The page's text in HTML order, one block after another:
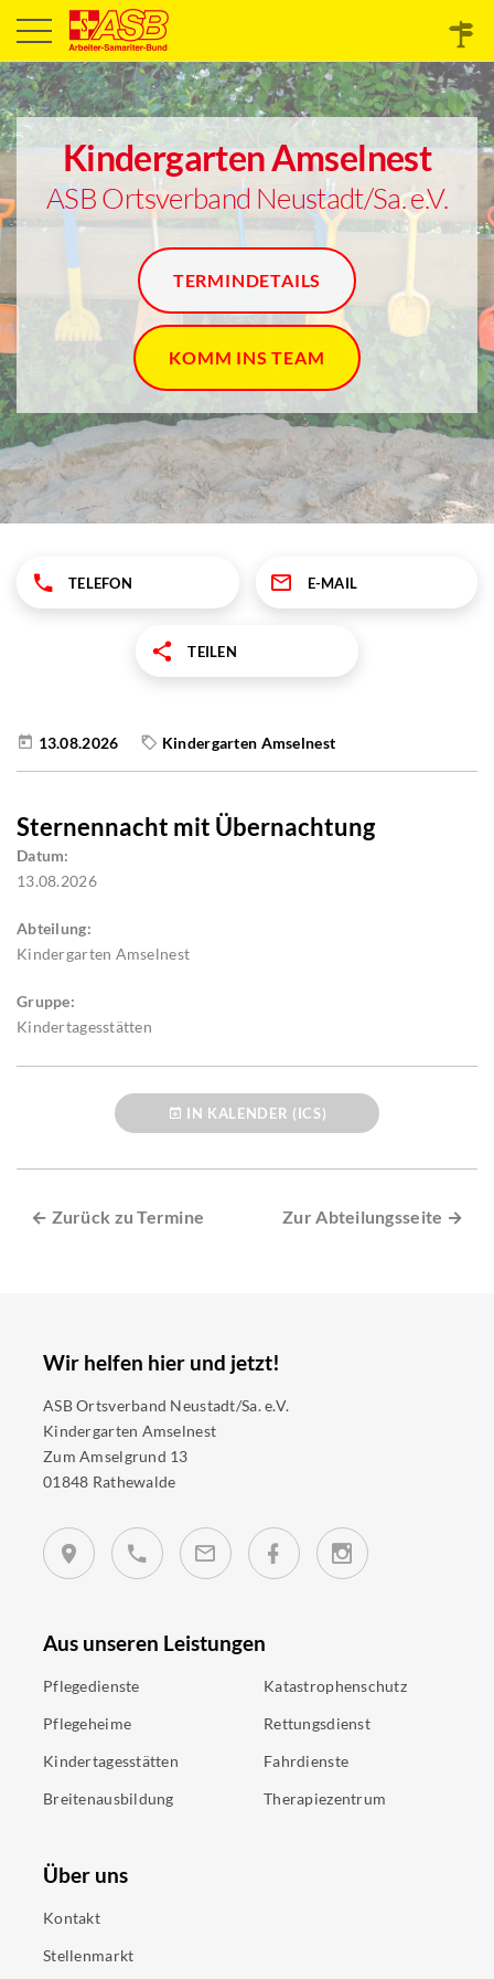
Kindergarten Amselnest
ASB Ortsverband Neustadt/Sa. e.V.
TERMINDETAILS
KOMM INS TEAM
TELEFON E-MAIL
TEILEN
13.08.2026 Kindergarten Amselnest
Sternennacht mit Übernachtung
Datum:
13.08.2026
Abteilung:
Kindergarten Amselnest
Gruppe:
Kindertagesstätten
IN KALENDER (ICS)
← Zurück zu Termine Zur Abteilungsseite →
Wir helfen hier und jetzt!
ASB Ortsverband Neustadt/Sa. e.V.
Kindergarten Amselnest
Zum Amselgrund 13
01848 Rathewalde
Aus unseren Leistungen
Pflegedienste
Pflegeheime
Kindertagesstätten
Breitenausbildung
Katastrophenschutz
Rettungsdienst
Fahrdienste
Therapiezentrum
Über uns
Kontakt
Stellenmarkt